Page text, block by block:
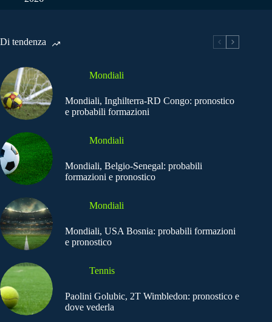
Di tendenza
Mondiali
Mondiali, Inghilterra-RD Congo: pronostico
e probabili formazioni
Mondiali
Mondiali, Belgio-Senegal: probabili
formazioni e pronostico
Mondiali
Mondiali, USA Bosnia: probabili formazioni
e pronostico
Tennis
Paolini Golubic, 2T Wimbledon: pronostico e
dove vederla